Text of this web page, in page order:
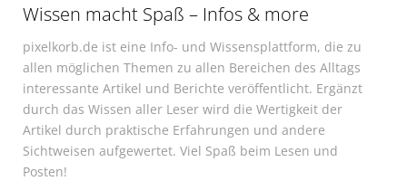
Wissen macht Spaß – Infos & more
pixelkorb.de ist eine Info- und Wissensplattform, die zu
allen möglichen Themen zu allen Bereichen des Alltags
interessante Artikel und Berichte veröffentlicht. Ergänzt
durch das Wissen aller Leser wird die Wertigkeit der
Artikel durch praktische Erfahrungen und andere
Sichtweisen aufgewertet. Viel Spaß beim Lesen und
Posten!